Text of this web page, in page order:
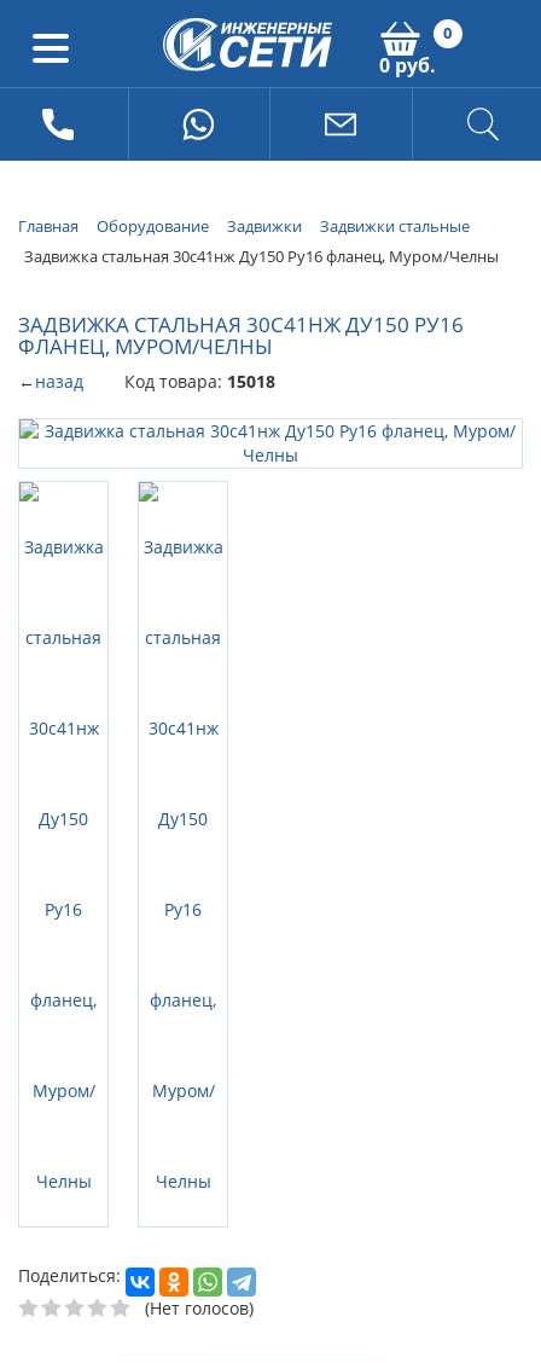
0
0 руб.
Главная Оборудование Задвижки
Задвижки стальные
Задвижка стальная 30с41нж Ду150 Ру16 фланец, Муром/Челны
ЗАДВИЖКА СТАЛЬНАЯ 30С41НЖ ДУ150 РУ16
ФЛАНЕЦ, МУРОМ/ЧЕЛНЫ
←назад Код товара: 15018
Поделиться:
(Нет голосов)